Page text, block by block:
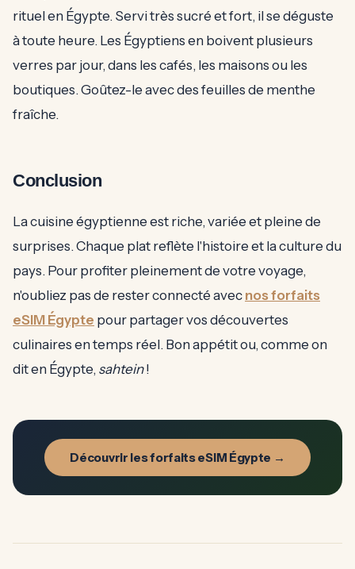
rituel en Égypte. Servi très sucré et fort, il se déguste
à toute heure. Les Égyptiens en boivent plusieurs
verres par jour, dans les cafés, les maisons ou les
boutiques. Goûtez-le avec des feuilles de menthe
fraîche.
Conclusion
La cuisine égyptienne est riche, variée et pleine de
surprises. Chaque plat reflète l'histoire et la culture du
pays. Pour profiter pleinement de votre voyage,
n'oubliez pas de rester connecté avec nos forfaits
eSIM Égypte pour partager vos découvertes
culinaires en temps réel. Bon appétit ou, comme on
dit en Égypte, sahtein!
Découvrir les forfaits eSIM Égypte →